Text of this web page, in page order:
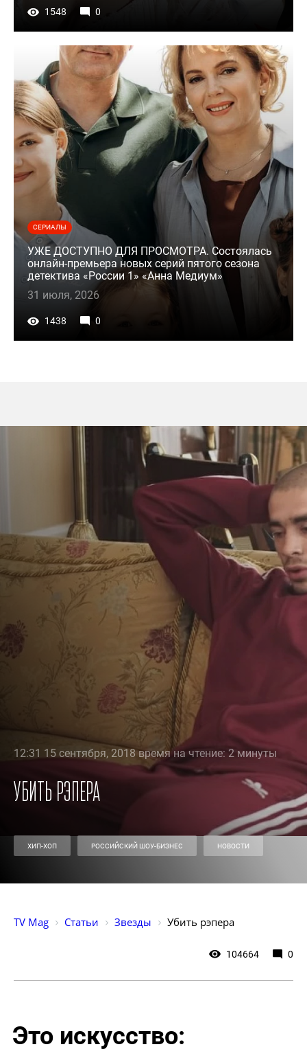
1548 0
СЕРИАЛЫ
УЖЕ ДОСТУПНО ДЛЯ ПРОСМОТРА. Состоялась
онлайн-премьера новых серий пятого сезона
детектива «России 1» «Анна Медиум»
31 июля, 2026
1438 0
12:31 15 сентября, 2018 время на чтение: 2 минуты
Убить рэпера
ХИП-ХОП РОССИЙСКИЙ ШОУ-БИЗНЕС НОВОСТИ
TV Mag Статьи Звезды Убить рэпера
104664 0
Это искусство: